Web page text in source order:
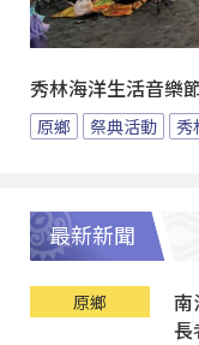
秀林海洋生活音樂
原鄉 祭典活動 秀
最新新聞
原鄉
南
長